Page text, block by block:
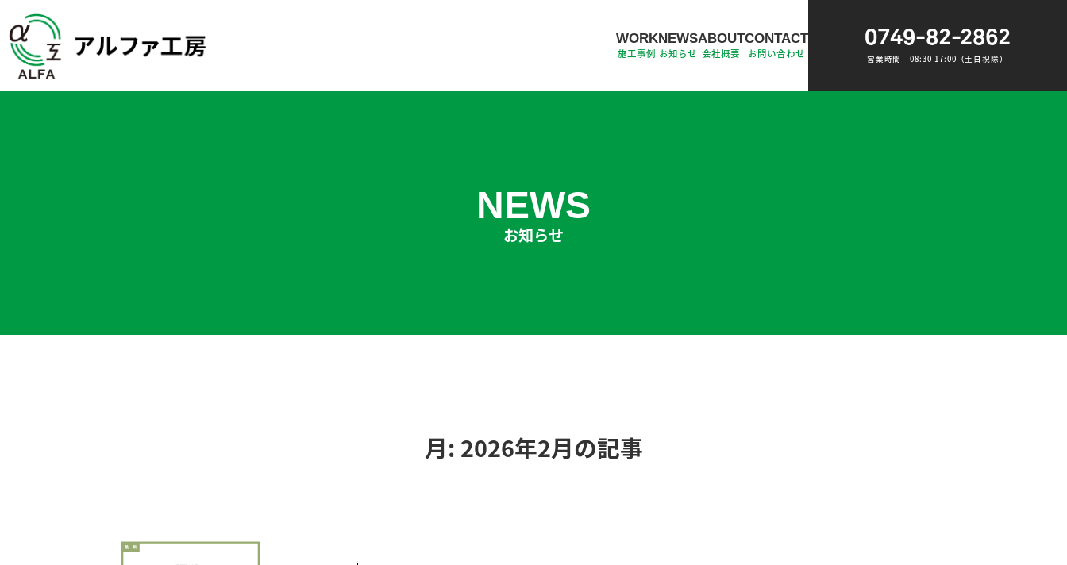
WORK
施工事例
NEWS
お知らせ
ABOUT
会社概要
CONTACT
お問い合わせ
0749-82-2862
営業時間 08:30-17:00（土日祝除）
NEWS
お知らせ
月: 2026年2月の記事